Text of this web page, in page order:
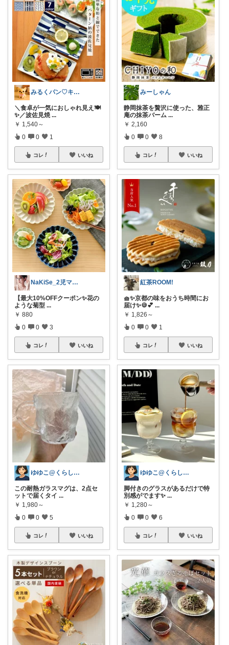
みるくパン♡キッチンルーム
＼食卓が一気におしゃれ見え🍽️
✨／波佐見焼 ...
￥ 1,540～
0 0 1
コレ いいね
NaKiSe_2児ママ🌸訪問感謝です
【最大10%OFFクーポン✨花の
ような菊型 ...
￥ 880
0 0 3
コレ いいね
ゆゆこ@くらしを楽に便利に✨
この耐熱ガラスマグは、2点セ
ットで届くタイ ...
￥ 1,980～
0 0 5
コレ いいね
みーしゃん
静岡抹茶を贅沢に使った、雅正
庵の抹茶バーム ...
￥ 2,160
0 0 8
コレ いいね
紅茶ROOM!
🧺✨京都の味をおうち時間にお
届け✨🍪💕 ...
￥ 1,826～
0 0 1
コレ いいね
ゆゆこ@くらしを楽に便利に✨
脚付きのグラスがあるだけで特
別感がでます✨ ...
￥ 1,280～
0 0 6
コレ いいね